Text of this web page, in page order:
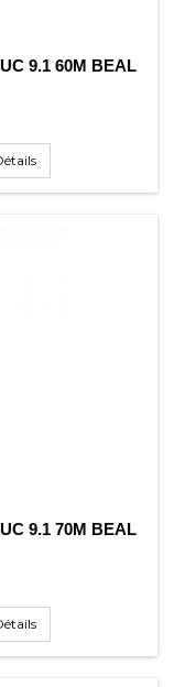
9.1 60M BEAL
9.1 70M BEAL